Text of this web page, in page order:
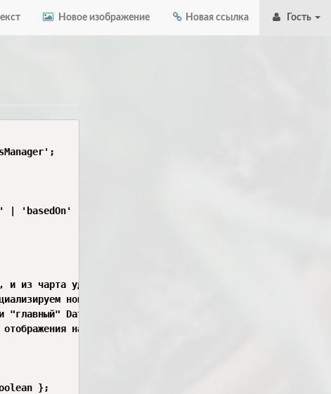
Новое изображение Новая ссылка Гость
| 'basedOn' | 'onDelete'> {
и из чарта удалить
новый dataSource, принадлежащий только
DataSource, который инициализиурется во время
на главном пейне или на второстепенном
};